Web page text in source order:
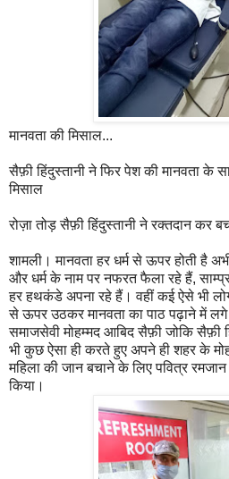
मानवता की मिसाल...
सैफ़ी हिंदुस्तानी ने फिर पेश की मानवता के
मिसाल
रोज़ा तोड़ सैफ़ी हिंदुस्तानी ने रक्तदान कर
शामली। मानवता हर धर्म से ऊपर होती है
और धर्म के नाम पर नफरत फैला रहे हैं,
हर हथकंडे अपना रहे हैं। वहीं कई ऐसे भी
से ऊपर उठकर मानवता का पाठ पढ़ाने में
समाजसेवी मोहम्मद आबिद सैफ़ी जोकि सैफ़ी
भी कुछ ऐसा ही करते हुए अपने ही शहर के
महिला की जान बचाने के लिए पवित्र
किया।